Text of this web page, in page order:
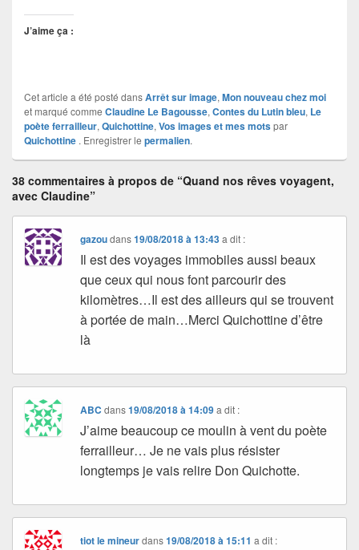
J’aime ça :
Cet article a été posté dansArrêt sur image, Mon nouveau chez moi
et marqué comme Claudine Le Bagousse, Contes du Lutin bleu, Le
poète ferrailleur, Quichottine, Vos images et mes motspar
Quichottine . Enregistrer le permalien.
38 commentaires à propos de “Quand nos rêves voyagent,
avec Claudine”
gazoudans19/08/2018 à 13:43 a dit :
Il est des voyages immobiles aussi beaux
que ceux qui nous font parcourir des
kilomètres…Il est des ailleurs qui se trouvent
à portée de main…Merci Quichottine d’être
là
ABC dans19/08/2018 à 14:09 a dit :
J’aime beaucoup ce moulin à vent du poète
ferrailleur… Je ne vais plus résister
longtemps je vais relire Don Quichotte.
tiot le mineurdans19/08/2018 à 15:11 a dit :